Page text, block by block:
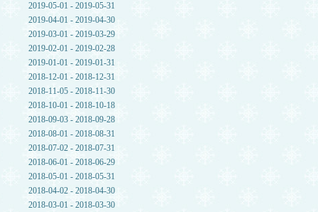
2019-05-01 - 2019-05-31
2019-04-01 - 2019-04-30
2019-03-01 - 2019-03-29
2019-02-01 - 2019-02-28
2019-01-01 - 2019-01-31
2018-12-01 - 2018-12-31
2018-11-05 - 2018-11-30
2018-10-01 - 2018-10-18
2018-09-03 - 2018-09-28
2018-08-01 - 2018-08-31
2018-07-02 - 2018-07-31
2018-06-01 - 2018-06-29
2018-05-01 - 2018-05-31
2018-04-02 - 2018-04-30
2018-03-01 - 2018-03-30